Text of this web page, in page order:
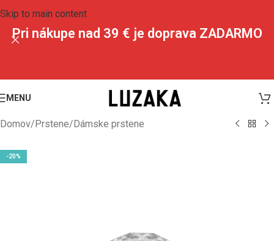
Skip to main content
Pri nákupe nad 39 € je doprava ZADARMO
MENU
Domov/Prstene/Dámske prstene
-20%